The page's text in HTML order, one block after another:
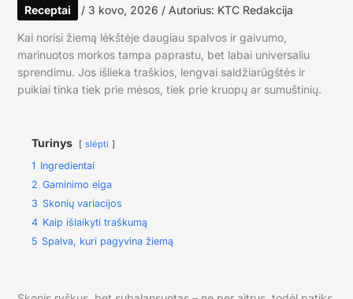
Receptai / 3 kovo, 2026 / Autorius: KTC Redakcija
Kai norisi žiemą lėkštėje daugiau spalvos ir gaivumo,
marinuotos morkos tampa paprastu, bet labai universaliu
sprendimu. Jos išlieka traškios, lengvai saldžiarūgštės ir
puikiai tinka tiek prie mėsos, tiek prie kruopų ar sumuštinių.
Turinys slėpti
1 Ingredientai
2 Gaminimo eiga
3 Skonių variacijos
4 Kaip išlaikyti traškumą
5 Spalva, kuri pagyvina žiemą